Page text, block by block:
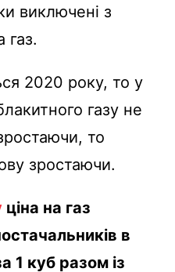
виключені з
газ.
2020 року, то у
газу не
то
зростаючи.
ціна на газ
в
1 куб разом із